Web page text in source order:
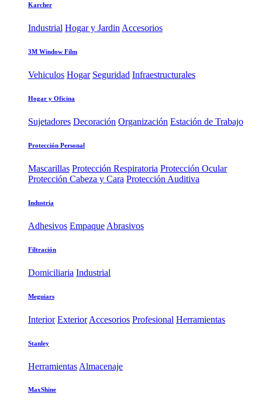
Karcher
Industrial Hogar y Jardin Accesorios
3M Window Film
Vehiculos Hogar Seguridad Infraestructurales
Hogar y Oficina
Sujetadores Decoración Organización Estación de Trabajo
Protección Personal
Mascarillas Protección Respiratoria Protección Ocular
Protección Cabeza y Cara Protección Auditiva
Industria
Adhesivos Empaque Abrasivos
Filtración
Domiciliaria Industrial
Meguiars
Interior Exterior Accesorios Profesional Herramientas
Stanley
Herramientas Almacenaje
MaxShine